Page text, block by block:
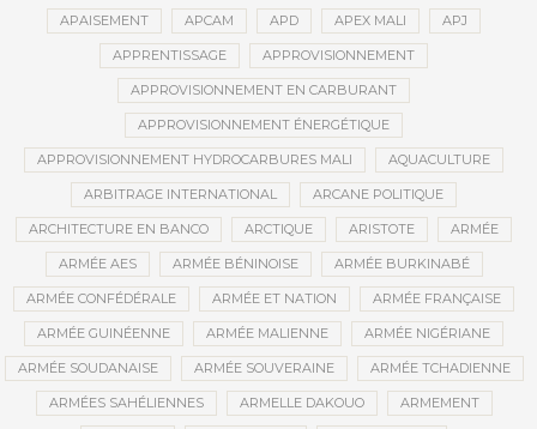
APAISEMENT APCAM APD APEX MALI APJ
APPRENTISSAGE APPROVISIONNEMENT
APPROVISIONNEMENT EN CARBURANT
APPROVISIONNEMENT ÉNERGÉTIQUE
APPROVISIONNEMENT HYDROCARBURES MALI AQUACULTURE
ARBITRAGE INTERNATIONAL ARCANE POLITIQUE
ARCHITECTURE EN BANCO ARCTIQUE ARISTOTE ARMÉE
ARMÉE AES ARMÉE BÉNINOISE ARMÉE BURKINABÉ
ARMÉE CONFÉDÉRALE ARMÉE ET NATION ARMÉE FRANÇAISE
ARMÉE GUINÉENNE ARMÉE MALIENNE ARMÉE NIGÉRIANE
ARMÉE SOUDANAISE ARMÉE SOUVERAINE ARMÉE TCHADIENNE
ARMÉES SAHÉLIENNES ARMELLE DAKOUO ARMEMENT